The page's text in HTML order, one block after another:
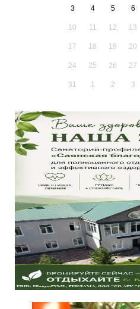
3 4 5 6
10 11 12 13
17 18 19 20
24 25 26 27
31 1 2 3